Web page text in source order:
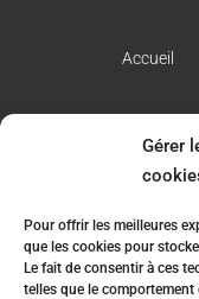
Gérer
Pour offrir les meilleures
que les cookies pour
Le fait de consentir à ces
telles que le
Accueil